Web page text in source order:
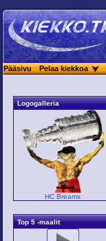
Pääsivu Pelaa kiekkoa
Logogalleria
HC Breams
Top 5 -maalit